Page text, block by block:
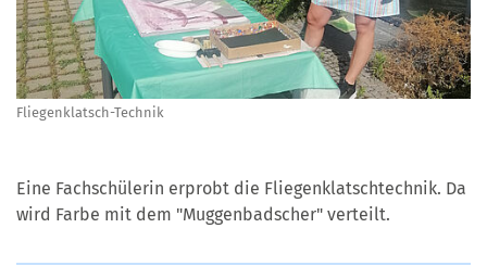
Fliegenklatsch-Technik
Eine Fachschülerin erprobt die Fliegenklatschtechnik. Da
wird Farbe mit dem "Muggenbadscher" verteilt.